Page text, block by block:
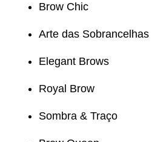
Brow Chic
Arte das Sobrancelhas
Elegant Brows
Royal Brow
Sombra & Traço